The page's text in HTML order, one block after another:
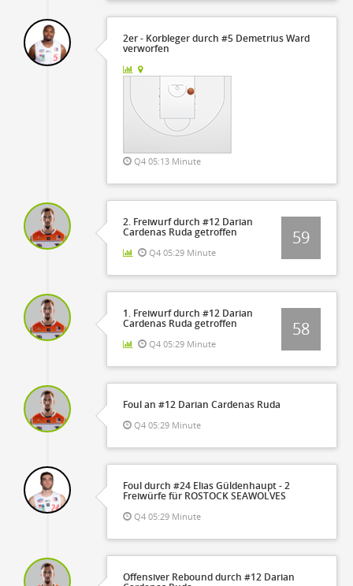
2er - Korbleger durch #5 Demetrius Ward
verworfen
Q4 05:13 Minute
2. Freiwurf durch #12 Darian
Cardenas Ruda getroffen
Q4 05:29 Minute
59
1. Freiwurf durch #12 Darian
Cardenas Ruda getroffen
Q4 05:29 Minute
58
Foul an #12 Darian Cardenas Ruda
Q4 05:29 Minute
Foul durch #24 Elias Güldenhaupt - 2
Freiwürfe für ROSTOCK SEAWOLVES
Q4 05:29 Minute
Offensiver Rebound durch #12 Darian